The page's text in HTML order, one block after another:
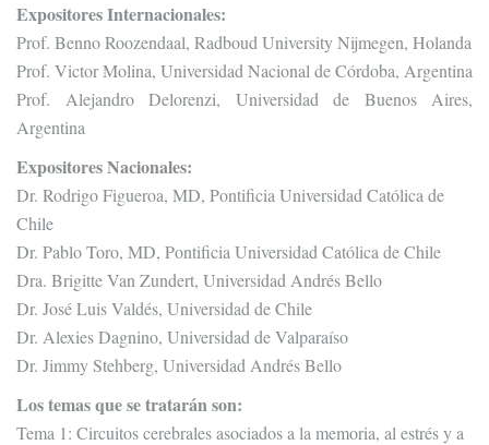
Expositores Internacionales:
Prof. Benno Roozendaal, Radboud University Nijmegen, Holanda
Prof. Victor Molina, Universidad Nacional de Córdoba, Argentina
Prof. Alejandro Delorenzi, Universidad de Buenos Aires,
Argentina
Expositores Nacionales:
Dr. Rodrigo Figueroa, MD, Pontificia Universidad Católica de
Chile
Dr. Pablo Toro, MD, Pontificia Universidad Católica de Chile
Dra. Brigitte Van Zundert, Universidad Andrés Bello
Dr. José Luis Valdés, Universidad de Chile
Dr. Alexies Dagnino, Universidad de Valparaíso
Dr. Jimmy Stehberg, Universidad Andrés Bello
Los temas que se tratarán son:
Tema 1: Circuitos cerebrales asociados a la memoria, al estrés y a